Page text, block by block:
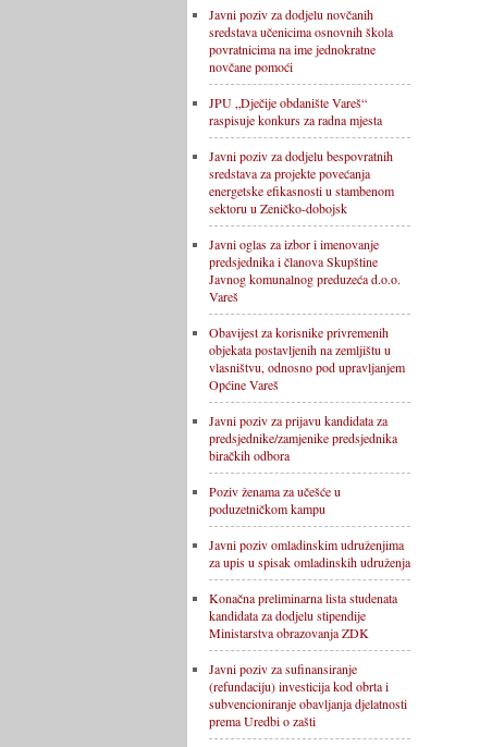
Javni poziv za dodjelu novčanih
sredstava učenicima osnovnih škola
povratnicima na ime jednokratne
novčane pomoći
JPU „Dječije obdanište Vareš“
raspisuje konkurs za radna mjesta
Javni poziv za dodjelu bespovratnih
sredstava za projekte povećanja
energetske efikasnosti u stambenom
sektoru u Zeničko-dobojsk
Javni oglas za izbor i imenovanje
predsjednika i članova Skupštine
Javnog komunalnog preduzeća d.o.o.
Vareš
Obavijest za korisnike privremenih
objekata postavljenih na zemljištu u
vlasništvu, odnosno pod upravljanjem
Općine Vareš
Javni poziv za prijavu kandidata za
predsjednike/zamjenike predsjednika
biračkih odbora
Poziv ženama za učešće u
poduzetničkom kampu
Javni poziv omladinskim udruženjima
za upis u spisak omladinskih udruženja
Konačna preliminarna lista studenata
kandidata za dodjelu stipendije
Ministarstva obrazovanja ZDK
Javni poziv za sufinansiranje
(refundaciju) investicija kod obrta i
subvencioniranje obavljanja djelatnosti
prema Uredbi o zašti